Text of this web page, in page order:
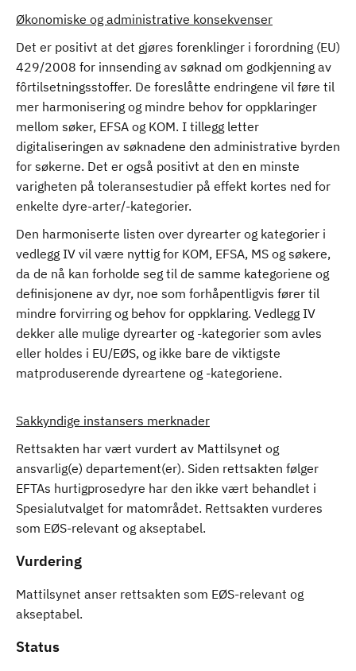
Økonomiske og administrative konsekvenser
Det er positivt at det gjøres forenklinger i forordning (EU)
429/2008 for innsending av søknad om godkjenning av
fôrtilsetningsstoffer. De foreslåtte endringene vil føre til
mer harmonisering og mindre behov for oppklaringer
mellom søker, EFSA og KOM. I tillegg letter
digitaliseringen av søknadene den administrative byrden
for søkerne. Det er også positivt at den en minste
varigheten på toleransestudier på effekt kortes ned for
enkelte dyre-arter/-kategorier.
Den harmoniserte listen over dyrearter og kategorier i
vedlegg IV vil være nyttig for KOM, EFSA, MS og søkere,
da de nå kan forholde seg til de samme kategoriene og
definisjonene av dyr, noe som forhåpentligvis fører til
mindre forvirring og behov for oppklaring. Vedlegg IV
dekker alle mulige dyrearter og -kategorier som avles
eller holdes i EU/EØS, og ikke bare de viktigste
matproduserende dyreartene og -kategoriene.
Sakkyndige instansers merknader
Rettsakten har vært vurdert av Mattilsynet og
ansvarlig(e) departement(er). Siden rettsakten følger
EFTAs hurtigprosedyre har den ikke vært behandlet i
Spesialutvalget for matområdet. Rettsakten vurderes
som EØS-relevant og akseptabel.
Vurdering
Mattilsynet anser rettsakten som EØS-relevant og
akseptabel.
Status